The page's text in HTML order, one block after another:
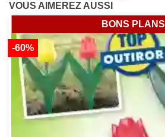
VOUS AIMEREZ AUSSI
-60%
BONS PLANS